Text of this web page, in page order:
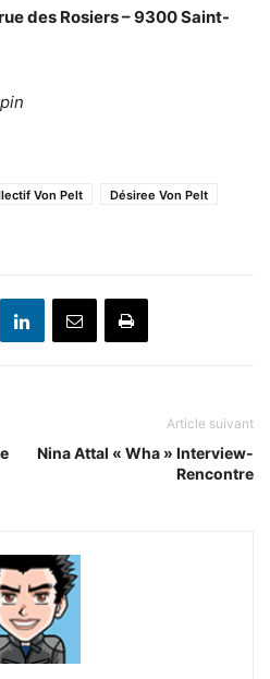
des Rosiers – 9300 Saint-
Von Pelt
Désiree Von Pelt
Article suivant
Nina Attal « Wha » Interview-
Rencontre